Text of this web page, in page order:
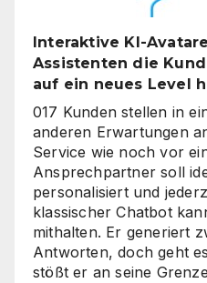
Interaktive KI-
Assistenten die
auf ein neues Level
017 Kunden stellen in
anderen Erwartungen
Service wie noch vor
Ansprechpartner soll
personalisiert und
klassischer Chatbot
mithalten. Er generiert
Antworten, doch geht
stößt er an seine